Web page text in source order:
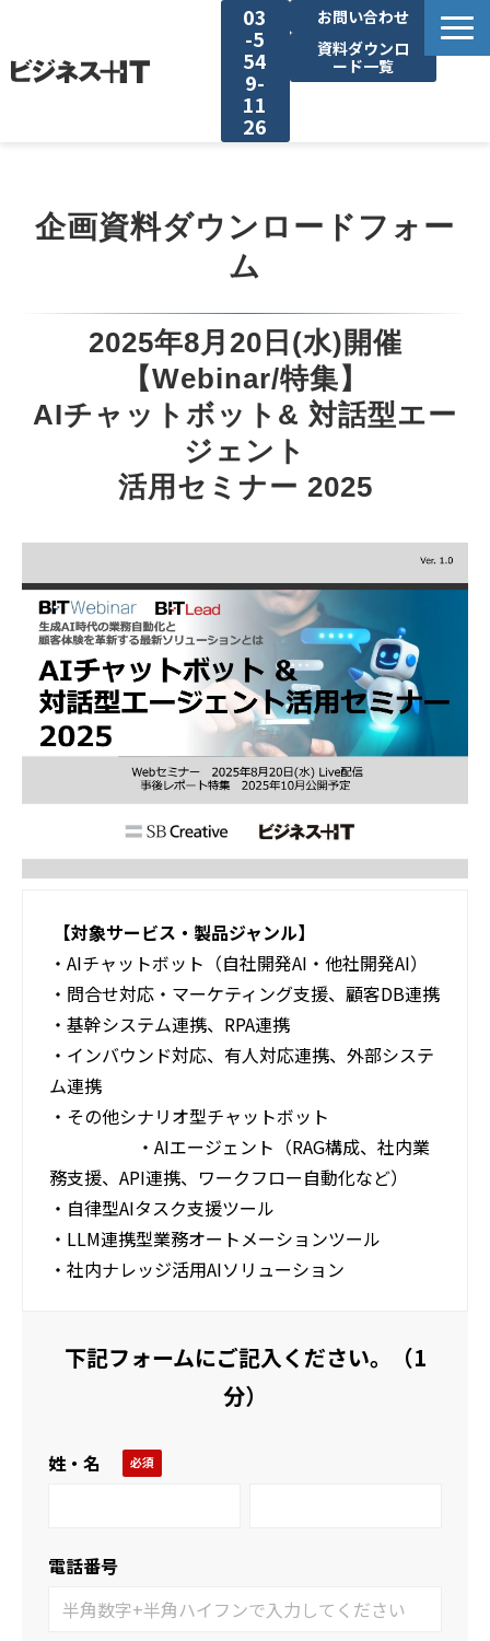
03
-5
54
9-
11
26
お問い合わせ
資料ダウンロ
ード一覧
セミナー集客がしたい
アンケート調査がしたい
媒体資料ダウンロード
企画資料ダウンロード
活用事例
ブログ
企画資料ダウンロードフォー
ム
2025年8月20日(水)開催
【Webinar/特集】
AIチャットボット& 対話型エー
ジェント
活用セミナー 2025
【対象サービス・製品ジャンル】
・AIチャットボット（自社開発AI・他社開発AI）
・問合せ対応・マーケティング支援、顧客DB連携
・基幹システム連携、RPA連携
・インバウンド対応、有人対応連携、外部システ
ム連携
・その他シナリオ型チャットボット
・AIエージェント（RAG構成、社内業
務支援、API連携、ワークフロー自動化など）
・自律型AIタスク支援ツール
・LLM連携型業務オートメーションツール
・社内ナレッジ活用AIソリューション
下記フォームにご記入ください。（1
分）
姓・名
電話番号